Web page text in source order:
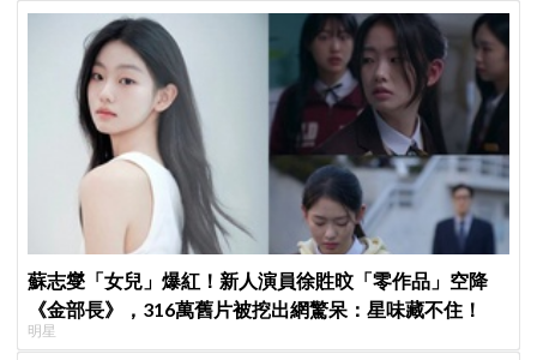
蘇志燮「女兒」爆紅！新人演員徐貹旼「零作品」空降
《金部長》，316萬舊片被挖出網驚呆：星味藏不住！
明星